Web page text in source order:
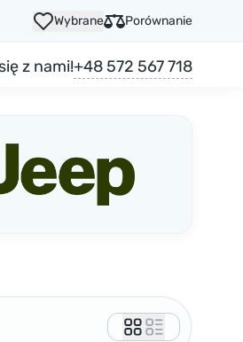
Wybrane Porównanie
z nami!+48 572 567 718